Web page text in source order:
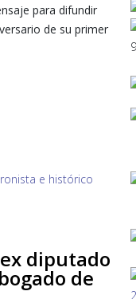
para difundir
de su primer
diputado
de